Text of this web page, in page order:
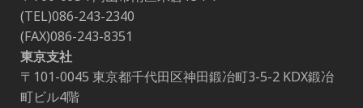
(TEL)086-243-2340
(FAX)086-243-8351
東京支社
〒101-0045 東京都千代田区神田鍛冶町3-5-2 KDX鍛冶
町ビル4階